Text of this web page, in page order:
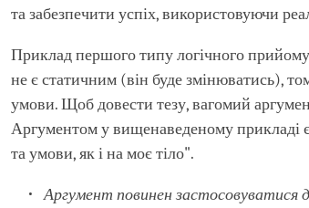
та забезпечити успіх, використовуючи
Приклад першого типу логічного
не є статичним (він буде змінюватись),
умови. Щоб довести тезу, вагомий
Аргументом у вищенаведеному
та умови, як і на моє тіло".
Аргумент повинен застосовуватися